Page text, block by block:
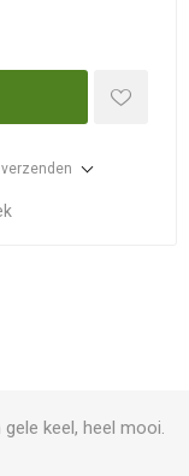
keel, heel mooi.